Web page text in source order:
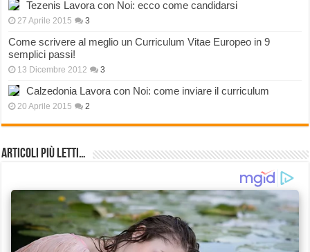
Tezenis Lavora con Noi: ecco come candidarsi
27 Aprile 2015 3
Come scrivere al meglio un Curriculum Vitae Europeo in 9
semplici passi!
13 Dicembre 2012 3
Calzedonia Lavora con Noi: come inviare il curriculum
20 Aprile 2015 2
Articoli più Letti…